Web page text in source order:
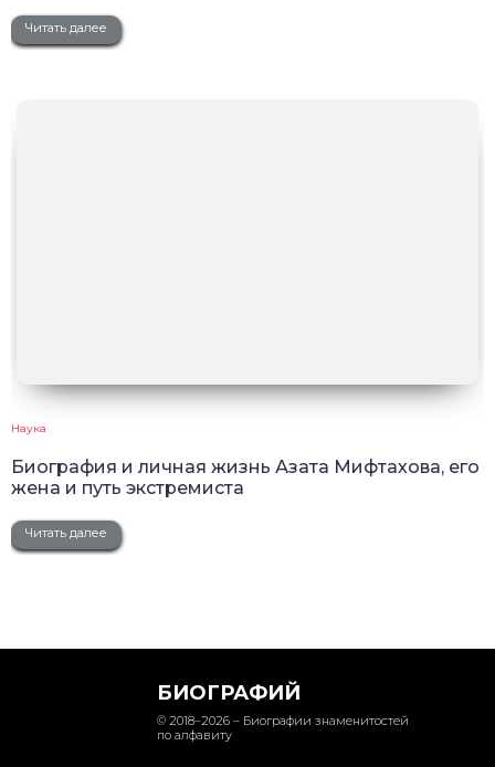
Читать далее
Наука
Биография и личная жизнь Азата Мифтахова, его
жена и путь экстремиста
Читать далее
БИОГРАФИЙ
© 2018–2026 – Биографии знаменитостей
по алфавиту